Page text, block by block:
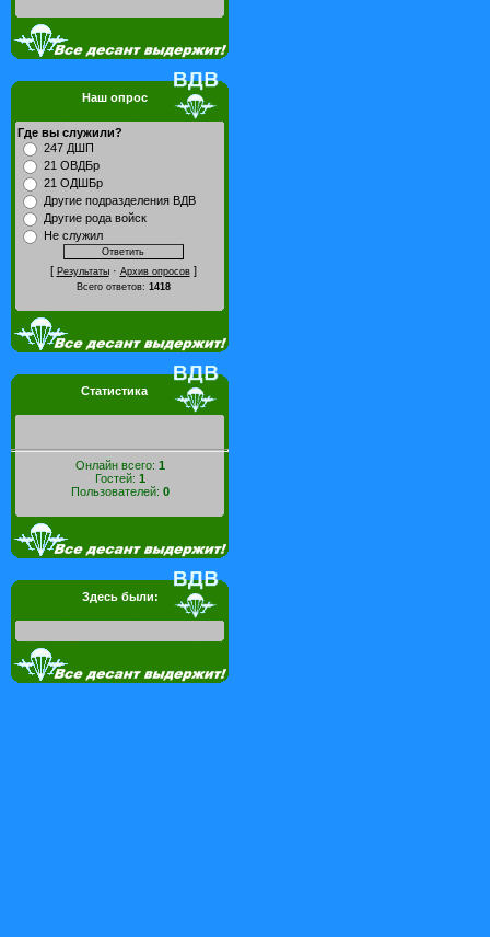
Наш опрос
Где вы служили?
247 ДШП
21 ОВДБр
21 ОДШБр
Другие подразделения ВДВ
Другие рода войск
Не служил
[ Результаты· Архив опросов]
Всего ответов: 1418
Статистика
Онлайн всего: 1
Гостей: 1
Пользователей: 0
Здесь были: